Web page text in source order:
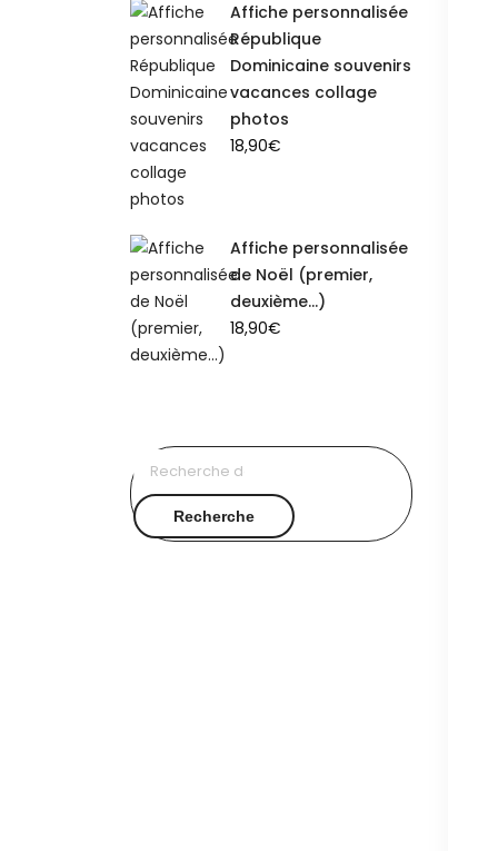
Affiche personnalisée
République
Dominicaine souvenirs
vacances collage
photos
18,90€
Affiche personnalisée
de Noël (premier,
deuxième...)
18,90€
pour :
Recherche